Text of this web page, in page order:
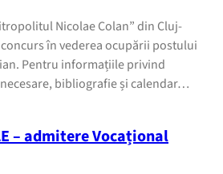
Nicolae Colan” din Cluj-
în vederea ocupării postului
Pentru informațiile privind
bibliografie și calendar…
– admitere Vocațional